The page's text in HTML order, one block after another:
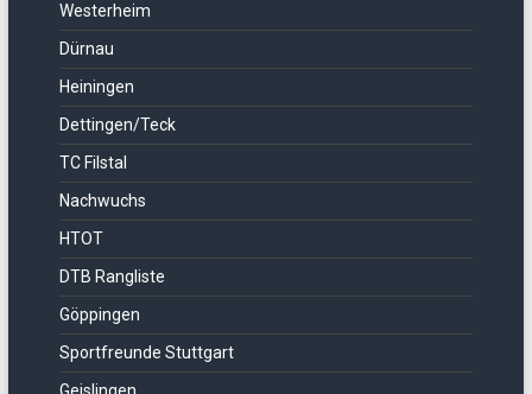
Westerheim
Dürnau
Heiningen
Dettingen/Teck
TC Filstal
Nachwuchs
HTOT
DTB Rangliste
Göppingen
Sportfreunde Stuttgart